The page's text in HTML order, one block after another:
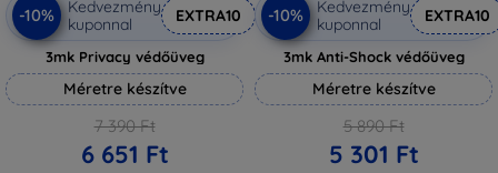
-10%
Kedvezmény
kuponnal
EXTRA10
3mk Privacy védőüveg
Méretre készítve
7 390 Ft
6 651 Ft
-10%
Kedvezmény
kuponnal
EXTRA10
3mk Anti-Shock védőüveg
Méretre készítve
5 890 Ft
5 301 Ft